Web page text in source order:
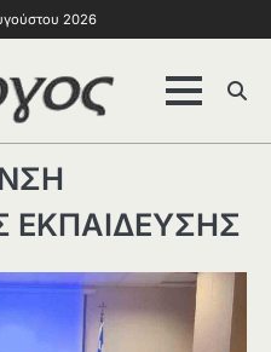
2026
ΕΚΠΑΙΔΕΥΣΗΣ